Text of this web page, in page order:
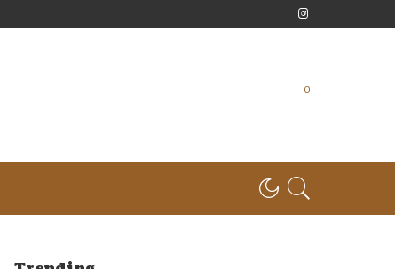
0